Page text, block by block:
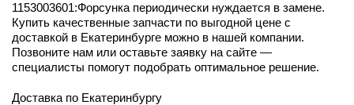
1153003601:Форсунка периодически нуждается в замене.
Купить качественные запчасти по выгодной цене с
доставкой в Екатеринбурге можно в нашей компании.
Позвоните нам или оставьте заявку на сайте —
специалисты помогут подобрать оптимальное решение.
Доставка по Екатеринбургу